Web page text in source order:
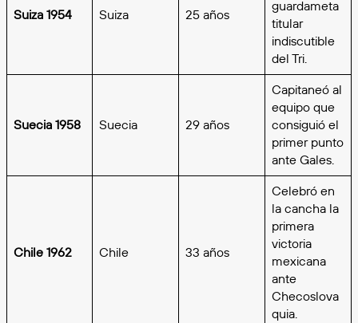
Suiza 1954 Suiza 25 años
guardameta
titular
indiscutible
del Tri.
Suecia 1958 Suecia 29 años
Capitaneó al
equipo que
consiguió el
primer punto
ante Gales.
Chile 1962 Chile 33 años
Celebró en
la cancha la
primera
victoria
mexicana
ante
Checoslova
quia.